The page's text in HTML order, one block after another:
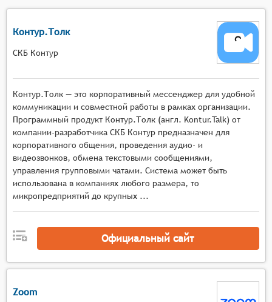
для систем. Для того, чтобы быть представленными
на рынке платформ проведения вебинаров и веб-
конференций, системы должны иметь следующие
функциональные возможности:
Масштабируемая видеотрансляция с
поддержкой высокой нагрузки, возможностью
подключения тысяч участников одновременно,
адаптивным качеством потока в зависимости от
условий сети и автоматическим
переключением режимов отображения,
Мультимедийная среда с инструментами
демонстрации экрана, работы с виртуальными
досками, показа презентаций и документов, а
Интерактивные механизмы с функциями
опросов, голосований, тестов, сессиями
Контур.Толк
СКБ Контур
Контур.Толк — это корпоративный мессенджер для удобной
коммуникации и совместной работы в рамках организации.
Программный продукт Контур.Толк (англ. Kontur.Talk) от
компании-разработчика СКБ Контур предназначен для
корпоративного общения, проведения аудио- и
видеозвонков, обмена текстовыми сообщениями,
управления групповыми чатами. Система может быть
использована в компаниях любого размера, то
микропредприятий до крупных ...
Официальный сайт
Zoom